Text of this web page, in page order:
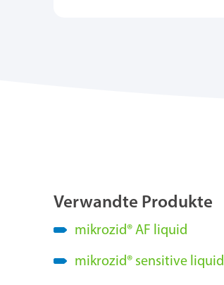
Verwandte Produkte
mikrozid® AF liquid
mikrozid® sensitive liquid